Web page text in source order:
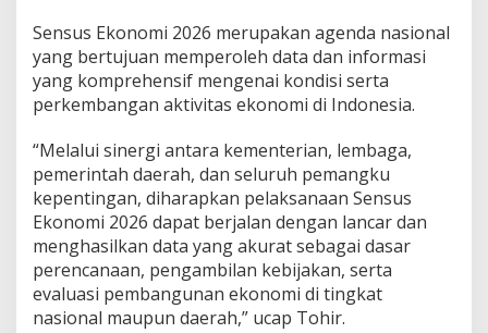
Sensus Ekonomi 2026 merupakan agenda nasional
yang bertujuan memperoleh data dan informasi
yang komprehensif mengenai kondisi serta
perkembangan aktivitas ekonomi di Indonesia.
“Melalui sinergi antara kementerian, lembaga,
pemerintah daerah, dan seluruh pemangku
kepentingan, diharapkan pelaksanaan Sensus
Ekonomi 2026 dapat berjalan dengan lancar dan
menghasilkan data yang akurat sebagai dasar
perencanaan, pengambilan kebijakan, serta
evaluasi pembangunan ekonomi di tingkat
nasional maupun daerah,” ucap Tohir.